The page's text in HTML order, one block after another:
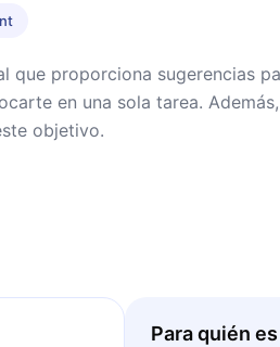
que proporciona sugerencias
en una sola tarea.
objetivo.
Para quién es